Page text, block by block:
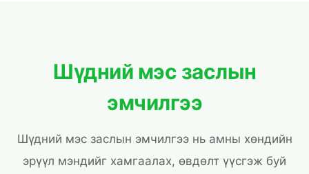
Шүдний мэс заслын
эмчилгээ
Шүдний мэс заслын эмчилгээ нь амны хөндийн
эрүүл мэндийг хамгаалах, өвдөлт үүсгэж буй